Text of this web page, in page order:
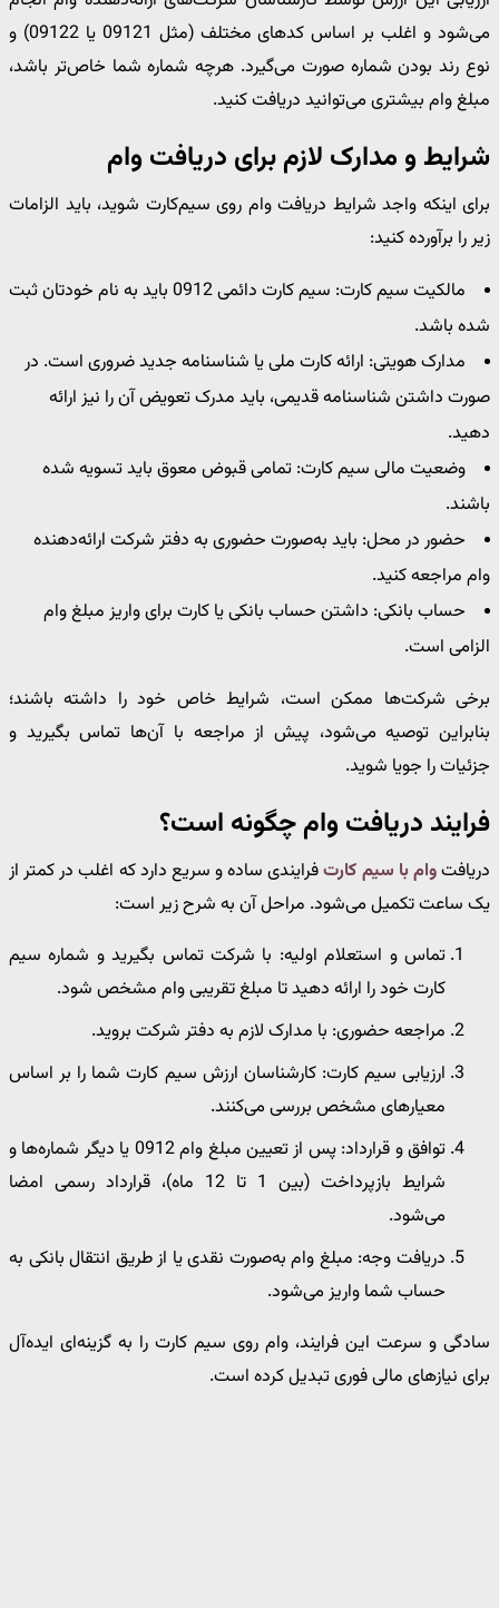
می‌شود و اغلب بر اساس کدهای مختلف (مثل 09121 یا 09122) و
نوع رند بودن شماره صورت می‌گیرد. هرچه شماره شما خاص‌تر باشد،
مبلغ وام بیشتری می‌توانید دریافت کنید.
شرایط و مدارک لازم برای دریافت وام
برای اینکه واجد شرایط دریافت وام روی سیم‌کارت شوید، باید الزامات
زیر را برآورده کنید:
مالکیت سیم‌ کارت: سیم‌ کارت دائمی 0912 باید به نام خودتان ثبت
شده باشد.
مدارک هویتی: ارائه کارت ملی یا شناسنامه جدید ضروری است. در
صورت داشتن شناسنامه قدیمی، باید مدرک تعویض آن را نیز ارائه
دهید.
وضعیت مالی سیم ‌کارت: تمامی قبوض معوق باید تسویه شده
باشند.
حضور در محل: باید به‌صورت حضوری به دفتر شرکت ارائه‌دهنده
وام مراجعه کنید.
حساب بانکی: داشتن حساب بانکی یا کارت برای واریز مبلغ وام
الزامی است.
برخی شرکت‌ها ممکن است، شرایط خاص خود را داشته باشند؛
بنابراین توصیه می‌شود، پیش از مراجعه با آن‌ها تماس بگیرید و
جزئیات را جویا شوید.
فرایند دریافت وام چگونه است؟
دریافتوام با سیم‌ کارتفرایندی ساده و سریع دارد که اغلب در کمتر از
یک ساعت تکمیل می‌شود. مراحل آن به شرح زیر است:
تماس و استعلام اولیه: با شرکت تماس بگیرید و شماره سیم‌
کارت خود را ارائه دهید تا مبلغ تقریبی وام مشخص شود.
مراجعه حضوری: با مدارک لازم به دفتر شرکت بروید.
ارزیابی سیم‌ کارت: کارشناسان ارزش سیم‌ کارت شما را بر اساس
معیارهای مشخص بررسی می‌کنند.
توافق و قرارداد: پس از تعیین مبلغ وام 0912 یا دیگر شماره‌ها و
شرایط بازپرداخت (بین 1 تا 12 ماه)، قرارداد رسمی امضا
می‌شود.
دریافت وجه: مبلغ وام به‌صورت نقدی یا از طریق انتقال بانکی به
حساب شما واریز می‌شود.
سادگی و سرعت این فرایند، وام روی سیم ‌کارت را به گزینه‌ای ایده‌آل
برای نیازهای مالی فوری تبدیل کرده است.